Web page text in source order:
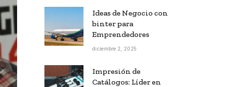
Ideas de Negocio con
binter para
Emprendedores
diciembre 2, 2025
Impresión de
Catálogos: Líder en